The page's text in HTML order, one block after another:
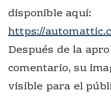
disponible aquí:
https://
Después de la
comentario, su
visible para el